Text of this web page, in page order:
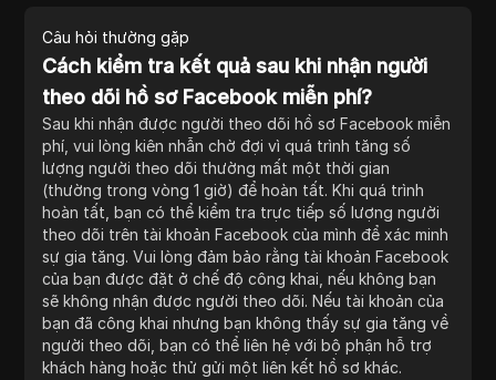
Câu hỏi thường gặp
Cách kiểm tra kết quả sau khi nhận người
theo dõi hồ sơ Facebook miễn phí?
Sau khi nhận được người theo dõi hồ sơ Facebook miễn
phí, vui lòng kiên nhẫn chờ đợi vì quá trình tăng số
lượng người theo dõi thường mất một thời gian
(thường trong vòng 1 giờ) để hoàn tất. Khi quá trình
hoàn tất, bạn có thể kiểm tra trực tiếp số lượng người
theo dõi trên tài khoản Facebook của mình để xác minh
sự gia tăng. Vui lòng đảm bảo rằng tài khoản Facebook
của bạn được đặt ở chế độ công khai, nếu không bạn
sẽ không nhận được người theo dõi. Nếu tài khoản của
bạn đã công khai nhưng bạn không thấy sự gia tăng về
người theo dõi, bạn có thể liên hệ với bộ phận hỗ trợ
khách hàng hoặc thử gửi một liên kết hồ sơ khác.